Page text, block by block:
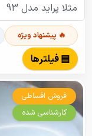
🔥 پیشنهاد ویژه
▤ فیلترها
فروش اقساطی
کارشناسی شده